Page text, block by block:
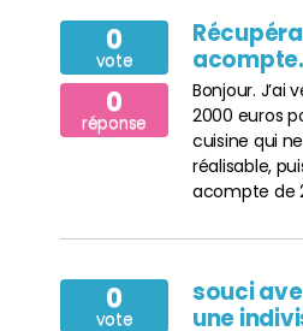
0
vote
0
réponse
acompte.
Bonjour. J’ai
2000 euros
cuisine qui
réalisable,
acompte de
0
vote
souci
une